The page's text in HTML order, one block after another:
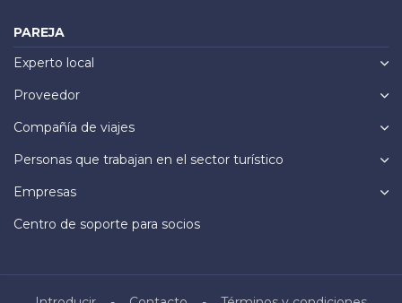
PAREJA
Experto local
Proveedor
Compañía de viajes
Personas que trabajan en el sector turístico
Empresas
Centro de soporte para socios